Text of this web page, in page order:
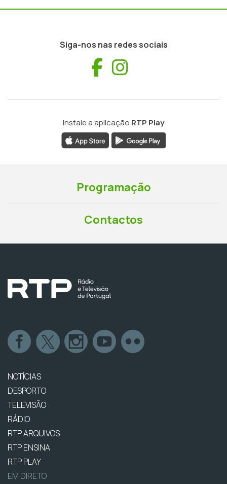
Siga-nos nas redes sociais
Facebook
Instale a aplicação RTP Play
Programação
Contactos
NOTÍCIAS
DESPORTO
TELEVISÃO
RÁDIO
RTP ARQUIVOS
RTP ENSINA
RTP PLAY
EM DIRETO